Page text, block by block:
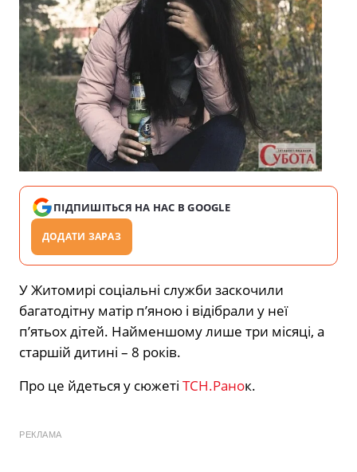
ПІДПИШІТЬСЯ НА НАС В GOOGLE
ДОДАТИ ЗАРАЗ
У Житомирі соціальні служби заскочили
багатодітну матір п’яною і відібрали у неї
п’ятьох дітей. Найменшому лише три місяці, а
старшій дитині – 8 років.
Про це йдеться у сюжеті ТСН.Ранок.
РЕКЛАМА